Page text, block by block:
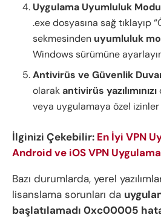
Uygulama Uyumluluk
.exe dosyasına sağ tıklayıp
sekmesinden uyumluluk
Windows sürümüne
Antivirüs ve Güvenlik
olarakantivirüs yazılımınızı
veya uygulamaya özel izinler
İlginizi Çekebilir: En İyi VPN
Android ve iOS VPN
Bazı durumlarda, yerel
lisanslama sorunları da
başlatılamadı 0xc00005